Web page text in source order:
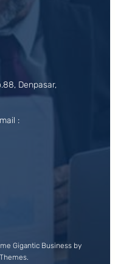
Denpasar,
:
Gigantic Business by